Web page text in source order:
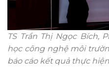
TS Trần Thị Ngọc Bích,
học công nghệ môi
báo cáo kết quả thực